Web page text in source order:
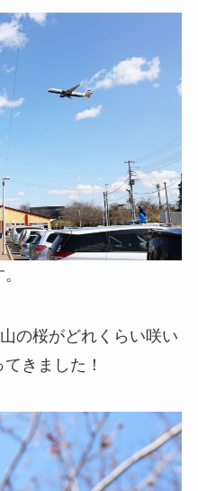
の桜がどれくらい咲い
きました！